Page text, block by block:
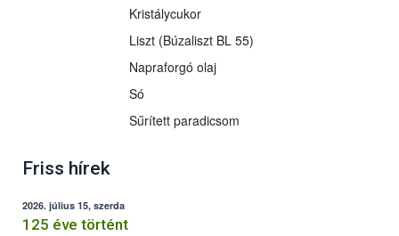
Kristálycukor
Liszt (Búzaliszt BL 55)
Napraforgó olaj
Só
Sűrített paradicsom
Friss hírek
2026. július 15, szerda
125 éve történt